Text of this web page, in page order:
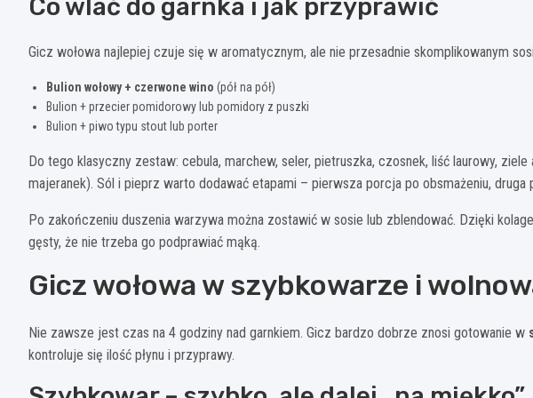
Co wlać do garnka i jak przyprawić
Gicz wołowa najlepiej czuje się w aromatycznym, ale nie przesadnie skomplikowanym
Bulion wołowy + czerwone wino (pół na pół)
Bulion + przecier pomidorowy lub pomidory z puszki
Bulion + piwo typu stout lub porter
Do tego klasyczny zestaw: cebula, marchew, seler, pietruszka, czosnek, liść laurowy, ziele
majeranek). Sól i pieprz warto dodawać etapami – pierwsza porcja po obsmażeniu, druga
Po zakończeniu duszenia warzywa można zostawić w sosie lub zblendować. Dzięki
gęsty, że nie trzeba go podprawiać mąką.
Gicz wołowa w szybkowarze i
Nie zawsze jest czas na 4 godziny nad garnkiem. Gicz bardzo dobrze znosi gotowanie w
kontroluje się ilość płynu i przyprawy.